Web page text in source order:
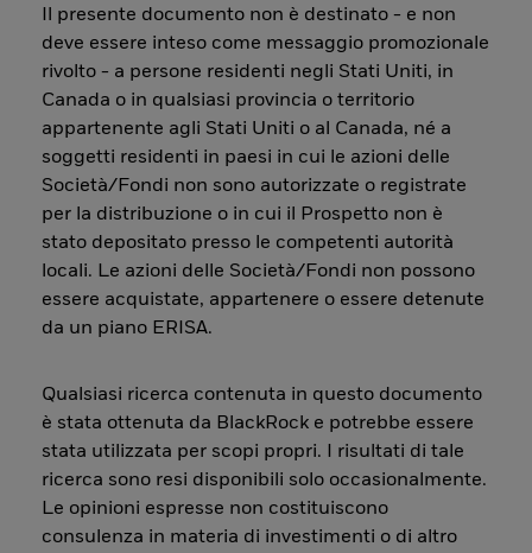
Il presente documento non è destinato - e non
deve essere inteso come messaggio promozionale
rivolto - a persone residenti negli Stati Uniti, in
Canada o in qualsiasi provincia o territorio
appartenente agli Stati Uniti o al Canada, né a
soggetti residenti in paesi in cui le azioni delle
Società/Fondi non sono autorizzate o registrate
per la distribuzione o in cui il Prospetto non è
stato depositato presso le competenti autorità
locali. Le azioni delle Società/Fondi non possono
essere acquistate, appartenere o essere detenute
da un piano ERISA.
Qualsiasi ricerca contenuta in questo documento
è stata ottenuta da BlackRock e potrebbe essere
stata utilizzata per scopi propri. I risultati di tale
ricerca sono resi disponibili solo occasionalmente.
Le opinioni espresse non costituiscono
consulenza in materia di investimenti o di altro